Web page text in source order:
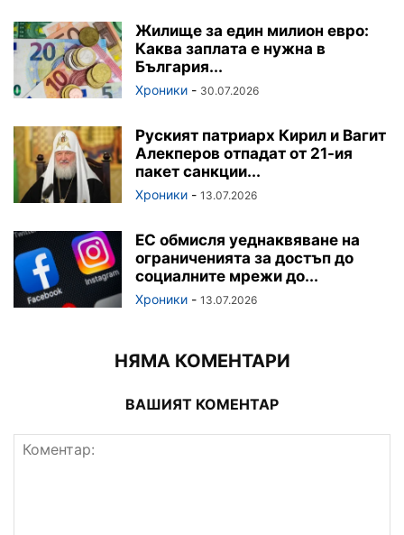
Жилище за един милион евро:
Каква заплата е нужна в
България...
Хроники - 30.07.2026
Руският патриарх Кирил и Вагит
Алекперов отпадат от 21-ия
пакет санкции...
Хроники - 13.07.2026
ЕС обмисля уеднаквяване на
ограниченията за достъп до
социалните мрежи до...
Хроники - 13.07.2026
НЯМА КОМЕНТАРИ
ВАШИЯТ КОМЕНТАР